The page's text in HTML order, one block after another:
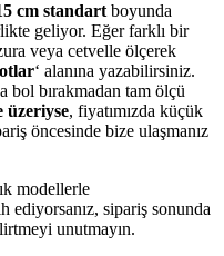
cm standart boyunda
geliyor. Eğer farklı bir
veya cetvelle ölçerek
‘ alanına yazabilirsiniz.
bol bırakmadan tam ölçü
üzeriyse, fiyatımızda küçük
öncesinde bize ulaşmanız
modellerle
ediyorsanız, sipariş sonunda
unutmayın.